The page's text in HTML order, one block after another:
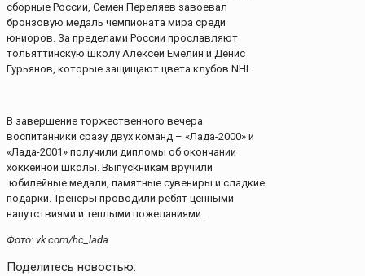
сборные России, Семен Переляев завоевал
бронзовую медаль чемпионата мира среди
юниоров. За пределами России прославляют
тольяттинскую школу Алексей Емелин и Денис
Гурьянов, которые защищают цвета клубов NHL.
В завершение торжественного вечера
воспитанники сразу двух команд – «Лада-2000» и
«Лада-2001» получили дипломы об окончании
хоккейной школы. Выпускникам вручили
юбилейные медали, памятные сувениры и сладкие
подарки. Тренеры проводили ребят ценными
напутствиями и теплыми пожеланиями.
Фото: vk.com/hc_lada
Поделитесь новостью: